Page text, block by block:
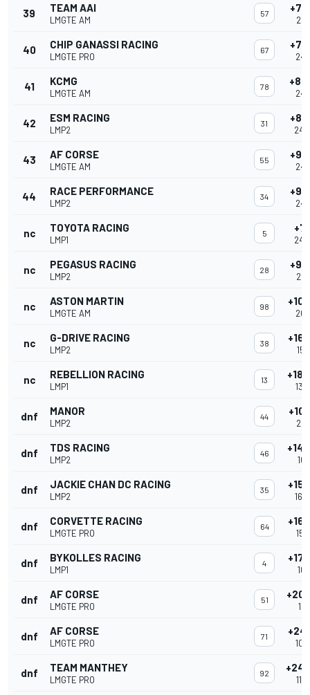
39 TEAM AAI
LMGTE AM
57
40 CHIP GANASSI RACING
LMGTE PRO
67
41 KCMG
LMGTE AM
78
42 ESM RACING
LMP2
31
43 AF CORSE
LMGTE AM
55
44 RACE PERFORMANCE
LMP2
34
nc TOYOTA RACING
LMP1
5
nc PEGASUS RACING
LMP2
28
nc ASTON MARTIN
LMGTE AM
98
nc G-DRIVE RACING
LMP2
38
nc REBELLION RACING
LMP1
13
dnf MANOR
LMP2
44
dnf TDS RACING
LMP2
46
dnf JACKIE CHAN DC RACING
LMP2
35
dnf CORVETTE RACING
LMGTE PRO
64
dnf BYKOLLES RACING
LMP1
4
dnf AF CORSE
LMGTE PRO
51
dnf AF CORSE
LMGTE PRO
71
dnf TEAM MANTHEY
LMGTE PRO
92